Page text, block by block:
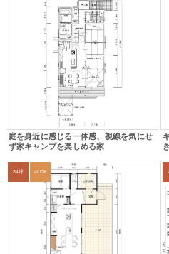
庭を身近に感じる一体感、視線を気にせ
ず家キャンプを楽しめる家
34坪 4LDK